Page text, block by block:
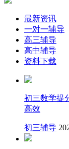
最新资讯
一对一辅导
高三辅导
高中辅导
资料下载
初三数学提
高效
初三辅导